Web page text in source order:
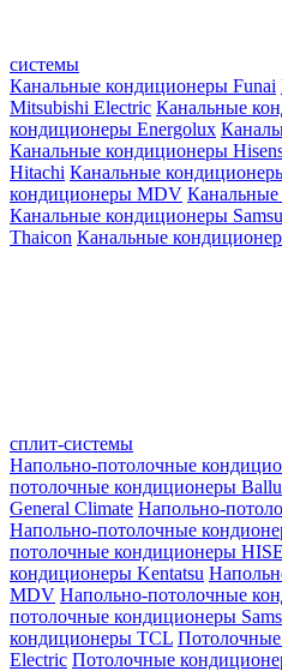
системы
Канальные кондиционеры Funai
Mitsubishi Electric Канальные
кондиционеры Energolux
Канальные кондиционеры
Hitachi Канальные
кондиционеры MDV
Канальные кондиционеры
Thaicon Канальные
сплит-системы
Напольно-потолочные
потолочные кондиционеры Ballu
General Climate Напольно-
Напольно-потолочные
потолочные кондиционеры
кондиционеры Kentatsu
MDV Напольно-потолочные
потолочные кондиционеры
кондиционеры TCL
Electric Потолочные